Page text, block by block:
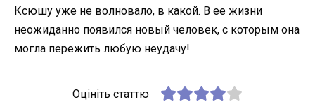
Ксюшу уже не волновало, в какой. В ее жизни
неожиданно появился новый человек, с которым она
могла пережить любую неудачу!
Оцініть статтю